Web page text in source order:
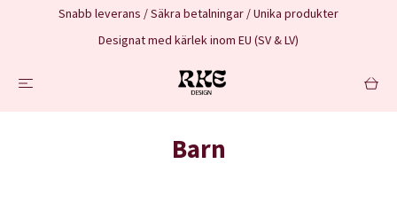
Snabb leverans / Säkra betalningar / Unika produkter
Designat med kärlek inom EU (SV & LV)
Barn